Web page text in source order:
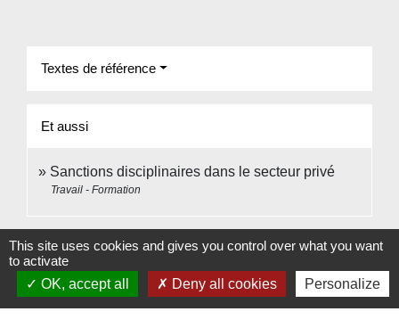
Textes de référence
Et aussi
Sanctions disciplinaires dans le secteur privé
Travail - Formation
Signaler une erreur sur cette page
This site uses cookies and gives you control over what you want
to activate
OK, accept all
Deny all cookies Personalize